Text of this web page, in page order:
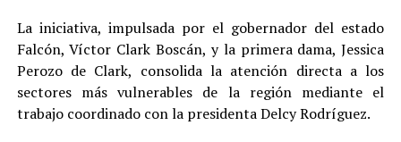
La iniciativa, impulsada por el gobernador del estado
Falcón, Víctor Clark Boscán, y la primera dama, Jessica
Perozo de Clark, consolida la atención directa a los
sectores más vulnerables de la región mediante el
trabajo coordinado con la presidenta Delcy Rodríguez.